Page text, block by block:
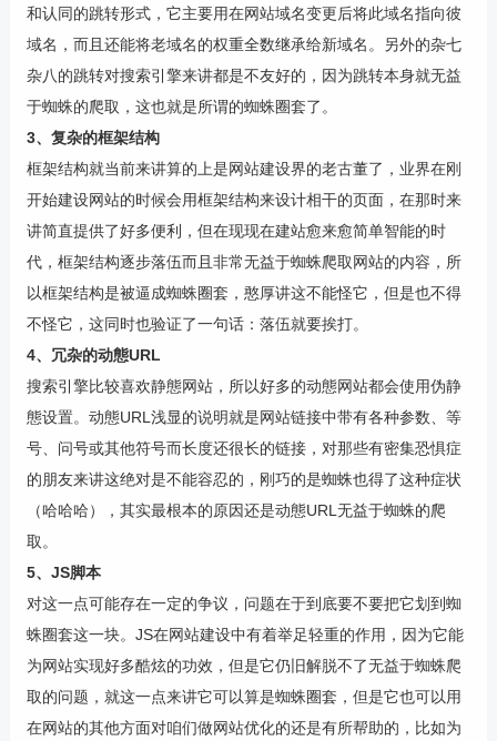
和认同的跳转形式，它主要用在网站域名变更后将此域名指向彼
域名，而且还能将老域名的权重全数继承给新域名。另外的杂七
杂八的跳转对搜索引擎来讲都是不友好的，因为跳转本身就无益
于蜘蛛的爬取，这也就是所谓的蜘蛛圈套了。
3、复杂的框架结构
框架结构就当前来讲算的上是网站建设界的老古董了，业界在刚
开始建设网站的时候会用框架结构来设计相干的页面，在那时来
讲简直提供了好多便利，但在现现在建站愈来愈简单智能的时
代，框架结构逐步落伍而且非常无益于蜘蛛爬取网站的内容，所
以框架结构是被逼成蜘蛛圈套，憨厚讲这不能怪它，但是也不得
不怪它，这同时也验证了一句话：落伍就要挨打。
4、冗杂的动態URL
搜索引擎比较喜欢静態网站，所以好多的动態网站都会使用伪静
態设置。动態URL浅显的说明就是网站链接中带有各种参数、等
号、问号或其他符号而长度还很长的链接，对那些有密集恐惧症
的朋友来讲这绝对是不能容忍的，刚巧的是蜘蛛也得了这种症状
（哈哈哈），其实最根本的原因还是动態URL无益于蜘蛛的爬
取。
5、JS脚本
对这一点可能存在一定的争议，问题在于到底要不要把它划到蜘
蛛圈套这一块。JS在网站建设中有着举足轻重的作用，因为它能
为网站实现好多酷炫的功效，但是它仍旧解脱不了无益于蜘蛛爬
取的问题，就这一点来讲它可以算是蜘蛛圈套，但是它也可以用
在网站的其他方面对咱们做网站优化的还是有所帮助的，比如为